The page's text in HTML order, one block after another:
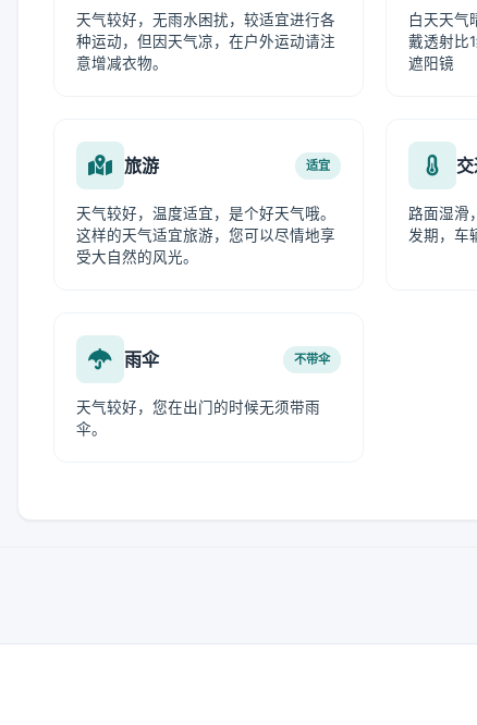
天气较好，无雨水困扰，较适宜进行各
种运动，但因天气凉，在户外运动请注
意增减衣物。
白天天气
戴透射比
遮阳镜
旅游 适宜
天气较好，温度适宜，是个好天气哦。
这样的天气适宜旅游，您可以尽情地享
受大自然的风光。
路面湿滑
发期，车
雨伞 不带伞
天气较好，您在出门的时候无须带雨
伞。